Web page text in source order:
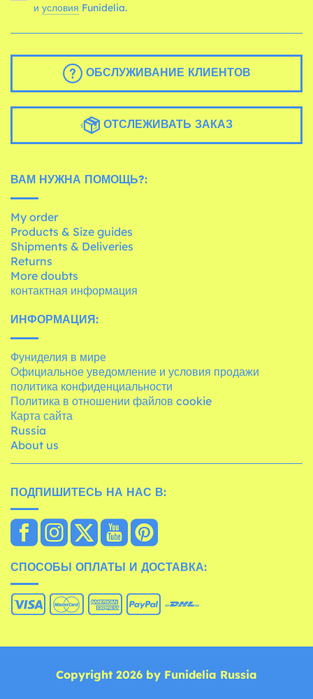
и условия Funidelia.
ОБСЛУЖИВАНИЕ КЛИЕНТОВ
ОТСЛЕЖИВАТЬ ЗАКАЗ
ВАМ НУЖНА ПОМОЩЬ?:
My order
Products & Size guides
Shipments & Deliveries
Returns
More doubts
контактная информация
ИНФОРМАЦИЯ:
Фуниделия в мире
Официальное уведомление и условия продажи
политика конфиденциальности
Политика в отношении файлов cookie
Карта сайта
Russia
About us
ПОДПИШИТЕСЬ НА НАС В:
СПОСОБЫ ОПЛАТЫ И ДОСТАВКА:
Copyright 2026 by Funidelia Russia